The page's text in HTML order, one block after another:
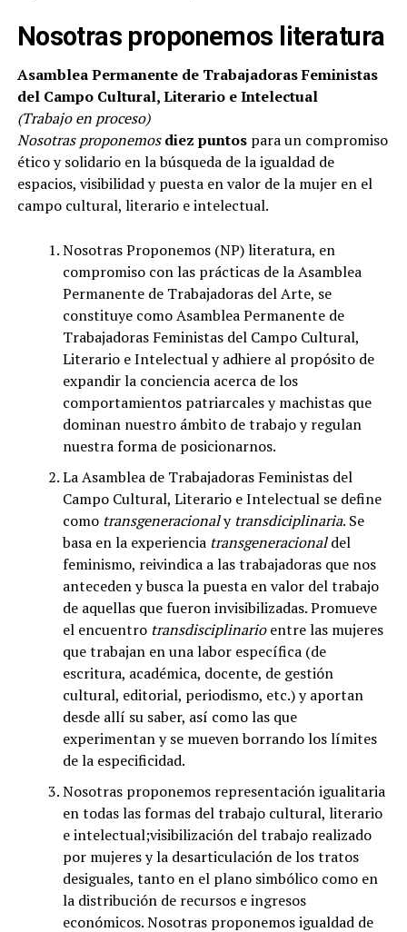
Nosotras proponemos literatura
Asamblea Permanente de Trabajadoras Feministas
del Campo Cultural, Literario e Intelectual
(Trabajo en proceso)
Nosotras proponemosdiez puntospara un compromiso
ético y solidario en la búsqueda de la igualdad de
espacios, visibilidad y puesta en valor de la mujer en el
campo cultural, literario e intelectual.
Nosotras Proponemos (NP) literatura, en
compromiso con las prácticas de la Asamblea
Permanente de Trabajadoras del Arte, se
constituye como Asamblea Permanente de
Trabajadoras Feministas del Campo Cultural,
Literario e Intelectual y adhiere al propósito de
expandir la conciencia acerca de los
comportamientos patriarcales y machistas que
dominan nuestro ámbito de trabajo y regulan
nuestra forma de posicionarnos.
La Asamblea de Trabajadoras Feministas del
Campo Cultural, Literario e Intelectual se define
como transgeneracionaly transdiciplinaria. Se
basa en la experiencia transgeneracionaldel
feminismo, reivindica a las trabajadoras que nos
anteceden y busca la puesta en valor del trabajo
de aquellas que fueron invisibilizadas. Promueve
el encuentro transdisciplinarioentre las mujeres
que trabajan en una labor específica (de
escritura, académica, docente, de gestión
cultural, editorial, periodismo, etc.) y aportan
desde allí su saber, así como las que
experimentan y se mueven borrando los límites
de la especificidad.
Nosotras proponemos representación igualitaria
en todas las formas del trabajo cultural, literario
e intelectual;visibilización del trabajo realizado
por mujeres y la desarticulación de los tratos
desiguales, tanto en el plano simbólico como en
la distribución de recursos e ingresos
económicos. Nosotras proponemos igualdad de